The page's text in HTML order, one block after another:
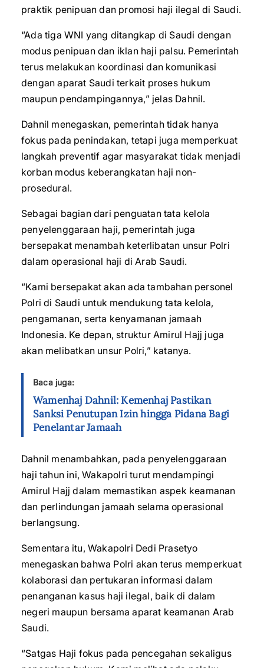
praktik penipuan dan promosi haji ilegal di Saudi.
“Ada tiga WNI yang ditangkap di Saudi dengan
modus penipuan dan iklan haji palsu. Pemerintah
terus melakukan koordinasi dan komunikasi
dengan aparat Saudi terkait proses hukum
maupun pendampingannya,” jelas Dahnil.
Dahnil menegaskan, pemerintah tidak hanya
fokus pada penindakan, tetapi juga memperkuat
langkah preventif agar masyarakat tidak menjadi
korban modus keberangkatan haji non-
prosedural.
Sebagai bagian dari penguatan tata kelola
penyelenggaraan haji, pemerintah juga
bersepakat menambah keterlibatan unsur Polri
dalam operasional haji di Arab Saudi.
“Kami bersepakat akan ada tambahan personel
Polri di Saudi untuk mendukung tata kelola,
pengamanan, serta kenyamanan jamaah
Indonesia. Ke depan, struktur Amirul Hajj juga
akan melibatkan unsur Polri,” katanya.
Baca juga:
Wamenhaj Dahnil: Kemenhaj Pastikan
Sanksi Penutupan Izin hingga Pidana Bagi
Penelantar Jamaah
Dahnil menambahkan, pada penyelenggaraan
haji tahun ini, Wakapolri turut mendampingi
Amirul Hajj dalam memastikan aspek keamanan
dan perlindungan jamaah selama operasional
berlangsung.
Sementara itu, Wakapolri Dedi Prasetyo
menegaskan bahwa Polri akan terus memperkuat
kolaborasi dan pertukaran informasi dalam
penanganan kasus haji ilegal, baik di dalam
negeri maupun bersama aparat keamanan Arab
Saudi.
“Satgas Haji fokus pada pencegahan sekaligus